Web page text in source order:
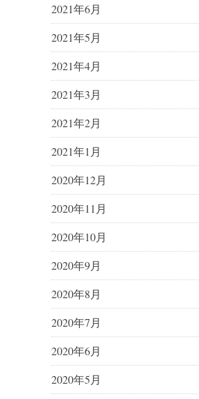
2021年6月
2021年5月
2021年4月
2021年3月
2021年2月
2021年1月
2020年12月
2020年11月
2020年10月
2020年9月
2020年8月
2020年7月
2020年6月
2020年5月